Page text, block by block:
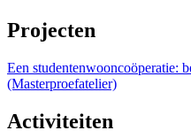
Projecten
Een studentenwooncoöperatie:
(Masterproefatelier)
Activiteiten